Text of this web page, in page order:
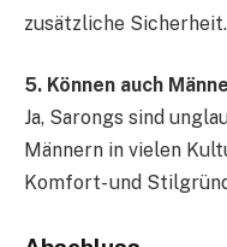
zusätzliche Sicherheit.
5. Können auch
Ja, Sarongs sind
Männern in vielen
Komfort- und